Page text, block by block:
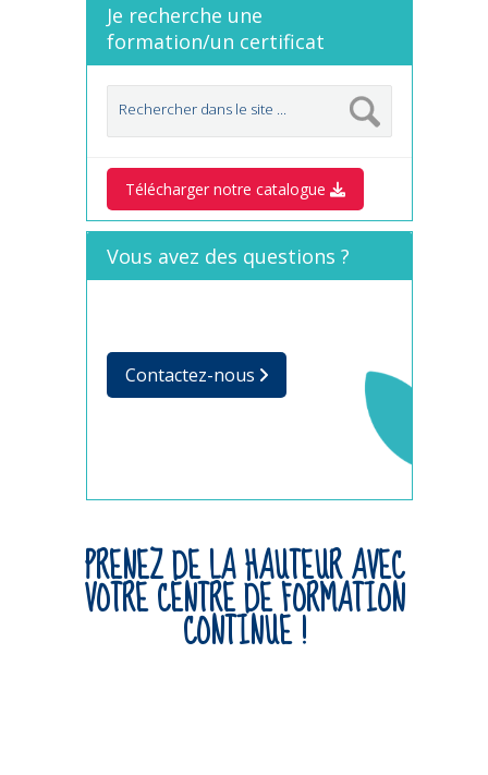
Je recherche une
formation/un certificat
Télécharger notre catalogue
Vous avez des questions ?
Contactez-nous
PRENEZ DE LA HAUTEUR AVEC
VOTRE CENTRE DE FORMATION
CONTINUE !